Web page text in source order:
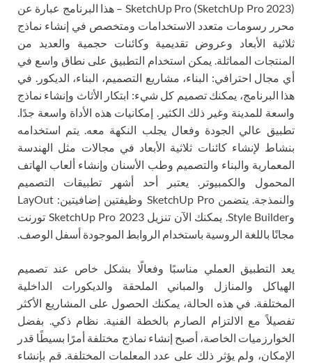
SketchUp Pro (SketchUp Pro 2023) – هذا البرنامج عبارة عن
محرر رسومات متعدد الاستخدامات ومتخصص في إنشاء نماذج
ثلاثية الأبعاد وعروض تقديمية وكائنات حجمية والعديد من
المنتجات المماثلة. يمكن استخدام التطبيق على نطاق واسع في
أي مجال احترافي: البناء، مشاريع التصميم، البناء، الديكور. في
هذا البرنامج، يمكنك تصميم كل شيء: ابتكار الأثاث وإنشاء نماذج
واسعة للمدينة وغير ذلك الكثير. إمكانيات هذه الأداة واسعة جدًا.
تطبيق عالي الجودة وفعال يجلب النكهة معه. يتم استخدامه
بنشاط لإنشاء كائنات ثلاثية الأبعاد في مجالات مثل الهندسة
المعمارية والبناء والتصميم وطب الأسنان وإنشاء ألعاب الهاتف
المحمول والكمبيوتر. يعتبر أحد أشهر تطبيقات التصميم
والنمذجة. يتضمن SketchUp Pro وظيفتين إضافيتين: LayOut
وStyle Builder. يمكنك الآن تنزيل SketchUp Pro 2023 تورنت
مجانًا باللغة الروسية باستخدام الروابط الموجودة أسفل الوصف.
يعد التطبيق العملي مناسبًا وفعالًا بشكل خاص عند تصميم
الهياكل والمنازل والمباني الملحقة والديكورات الداخلية
المختلفة. في هذه الحالة، يمكنك الحصول على المشاريع الأكثر
تفصيلاً مع الالتزام الصارم بالخطة الفنية. نظام ذكي. بفضل
الخوارزميات الخاصة، أصبح إنشاء نماذج مختلفة أمرًا بسيطًا قدر
الإمكان، ولم يؤثر ذلك على عدد المعلمات المختلفة. قم بإنشاء